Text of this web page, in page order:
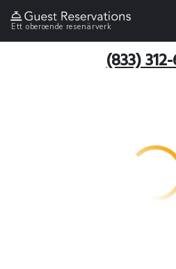
Ett oberoende resenärverk
(833)